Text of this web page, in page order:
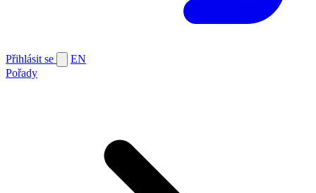
Přihlásit se
EN
Pořady